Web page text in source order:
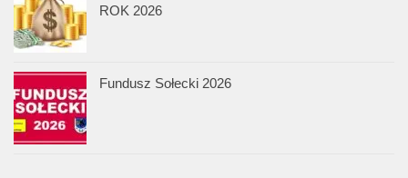
ROK 2026
Fundusz Sołecki 2026